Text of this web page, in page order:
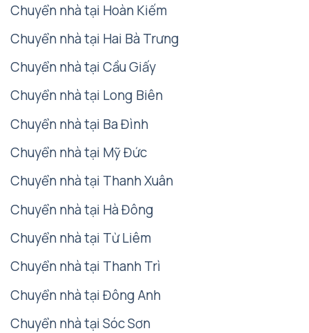
Chuyển nhà tại Hoàn Kiếm
Chuyển nhà tại Hai Bà Trưng
Chuyển nhà tại Cầu Giấy
Chuyển nhà tại Long Biên
Chuyển nhà tại Ba Đình
Chuyển nhà tại Mỹ Đức
Chuyển nhà tại Thanh Xuân
Chuyển nhà tại Hà Đông
Chuyển nhà tại Từ Liêm
Chuyển nhà tại Thanh Trì
Chuyển nhà tại Đông Anh
Chuyển nhà tại Sóc Sơn